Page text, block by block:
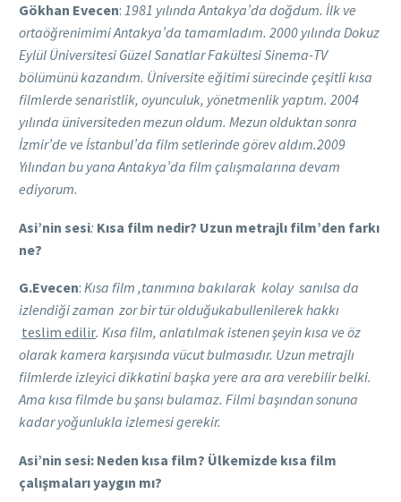
Gökhan Evecen: 1981 yılında Antakya’da doğdum. İlk ve
ortaöğrenimimi Antakya’da tamamladım. 2000 yılında Dokuz
Eylül Üniversitesi Güzel Sanatlar Fakültesi Sinema-TV
bölümünü kazandım. Üniversite eğitimi sürecinde çeşitli kısa
filmlerde senaristlik, oyunculuk, yönetmenlik yaptım. 2004
yılında üniversiteden mezun oldum. Mezun olduktan sonra
İzmir’de ve İstanbul’da film setlerinde görev aldım.2009
Yılından bu yana Antakya’da film çalışmalarına devam
ediyorum.
Asi’nin sesi: Kısa film nedir? Uzun metrajlı film’den farkı
ne?
G.Evecen: Kısa film ,tanımına bakılarak kolay sanılsa da
izlendiği zaman zor bir tür olduğukabullenilerek hakkı
teslim edilir. Kısa film, anlatılmak istenen şeyin kısa ve öz
olarak kamera karşısında vücut bulmasıdır. Uzun metrajlı
filmlerde izleyici dikkatini başka yere ara ara verebilir belki.
Ama kısa filmde bu şansı bulamaz. Filmi başından sonuna
kadar yoğunlukla izlemesi gerekir.
Asi’nin sesi: Neden kısa film? Ülkemizde kısa film
çalışmaları yaygın mı?